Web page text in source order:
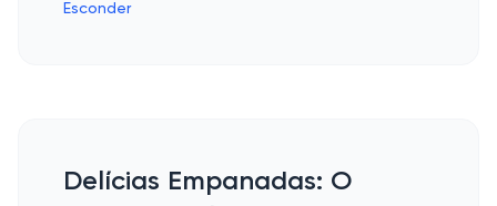
Esconder
Delícias Empanadas: O